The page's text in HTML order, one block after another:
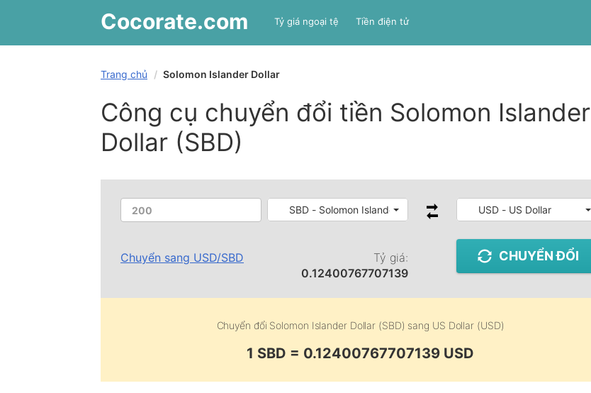
Cocorate.com Tỷ giá ngoại tệ Tiền điện tử
Trang chủ Solomon Islander Dollar
Công cụ chuyển đổi tiền Solomon Islander
Dollar (SBD)
SBD - Solomon Islander Dollar USD - US Dollar
Chuyển sang USD/SBD
Tỷ giá:
0.12400767707139
CHUYỂN ĐỔI
Chuyển đổi Solomon Islander Dollar (SBD) sang US Dollar (USD)
1 SBD = 0.12400767707139 USD